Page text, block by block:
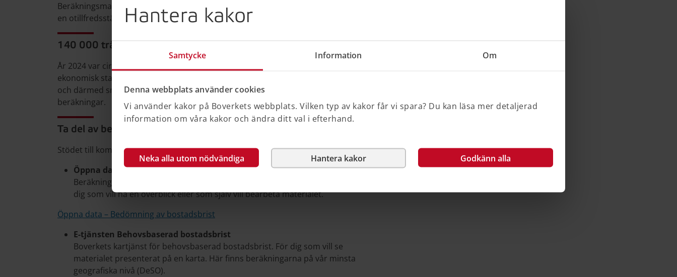
Hantera kakor
Samtycke Information Om
Denna webbplats använder cookies
Vi använder kakor på Boverkets webbplats. Vilken typ av kakor får vi spara? Du kan läsa mer detaljerad
information om våra kakor och ändra ditt val i efterhand.
Neka alla utom nödvändiga Hantera kakor Godkänn alla
Beräkningsmaterialet består av ett antal mått som visar hur många hushåll som har
en otillfredsställande boendesituation och presenteras på flera geografiska nivåer.
140 000 trångbodda hushåll med låg ekonomisk standard
År 2024 var cirka 142400 hushåll trångbodda och bedömdes samtidigt ha en låg
ekonomisk standard. Strax över 140
och därmed små möjligheter att själva påverka sin boendesituation, enligt Boverkets
beräkningar.
Ta del av beräkningen
Stödet till kommunerna består av flera källor:
Öppna data – bedömning av bostadsbrist
Beräkningsmaterialet presenterat i excelfiler (vyer och tabeller). Framtaget för
dig som vill ha en överblick eller som själv vill bearbeta materialet.
Öppna data – Bedömning av bostadsbrist
E-tjänsten Behovsbaserad bostadsbrist
Boverkets kartjänst för behovsbaserad bostadsbrist. För dig som vill se
materialet presenterat på en karta. Här finns beräkningarna på vår minsta
geografiska nivå (DeSO).